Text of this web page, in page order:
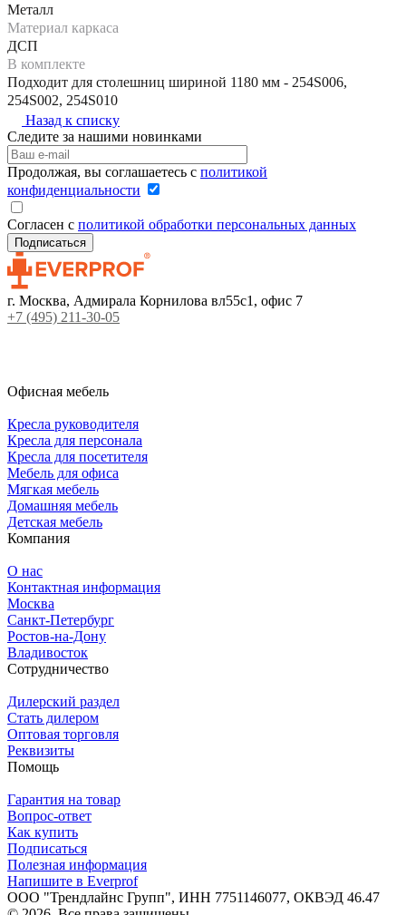
Металл
Материал каркаса
ДСП
В комплекте
Подходит для столешниц шириной 1180 мм - 254S006,
254S002, 254S010
Назад к списку
Следите за нашими новинками
Продолжая, вы соглашаетесь с политикой
конфиденциальности
Согласен с политикой обработки персональных данных
г. Москва, Адмирала Корнилова вл55с1, офис 7
+7 (495) 211-30-05
Офисная мебель
Кресла руководителя
Кресла для персонала
Кресла для посетителя
Мебель для офиса
Мягкая мебель
Домашняя мебель
Детская мебель
Компания
О нас
Контактная информация
Москва
Санкт-Петербург
Ростов-на-Дону
Владивосток
Сотрудничество
Дилерский раздел
Стать дилером
Оптовая торговля
Реквизиты
Помощь
Гарантия на товар
Вопрос-ответ
Как купить
Подписаться
Полезная информация
Напишите в Everprof
ООО "Трендлайнс Групп", ИНН 7751146077, ОКВЭД 46.47